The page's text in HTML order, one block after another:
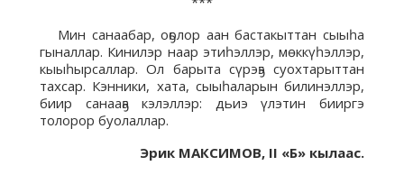
Мин санаабар, оҕолор аан бастакыттан сыыһа
гыналлар. Кинилэр наар этиһэллэр, мөккүһэллэр,
кыыһырсаллар. Ол барыта сүрэҕэ суохтарыттан
тахсар. Кэнники, хата, сыыһаларын билинэллэр,
биир санааҕа кэлэллэр: дьиэ үлэтин бииргэ
толорор буолаллар.
Эрик МАКСИМОВ, II «Б» кылаас.